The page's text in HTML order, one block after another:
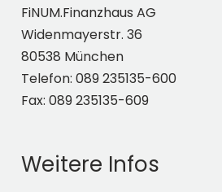
Social Media
FiNUM.Finanzhaus AG
Widenmayerstr. 36
80538 München
Telefon: 089 235135-600
Fax: 089 235135-609
Weitere Infos